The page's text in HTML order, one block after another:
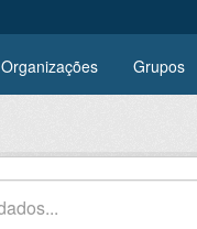
Organizações Grupos